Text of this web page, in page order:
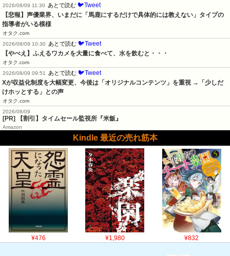
2026/08/09 11:30 あとで読む 🐦Tweet
【悲報】声優業界、いまだに「馬鹿にするだけで具体的には教えない」タイプの
指導者がいる模様
オタク.com
2026/08/09 10:30
あとで読む 🐦Tweet
【やべえ】ふえるワカメを大量に食べて、水を飲むと・・・
オタク.com
2026/08/09 09:51
あとで読む 🐦Tweet
Xが収益化制度を大幅変更、今後は「オリジナルコンテンツ」を重視 →「少しだ
けホッとする」との声
オタク.com
2026/08/09
[PR] 【割引】タイムセール監視所『米飯』
Amazon
Kindle 最近の売れ筋本
¥476 ¥1,980 ¥832